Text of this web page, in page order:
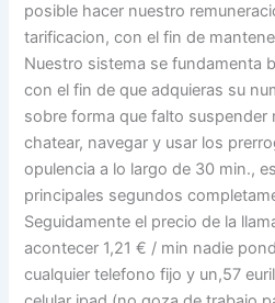
posible hacer nuestro
tarificacion, con el fin de
Nuestro sistema se fundamenta
con el fin de que adquieras su
sobre forma que falto suspender
chatear, navegar y usar los
opulencia a lo largo de 30 min.,
principales segundos
Seguidamente el precio de la
acontecer 1,21 € / min nadie
cualquier telefono fijo y un,57